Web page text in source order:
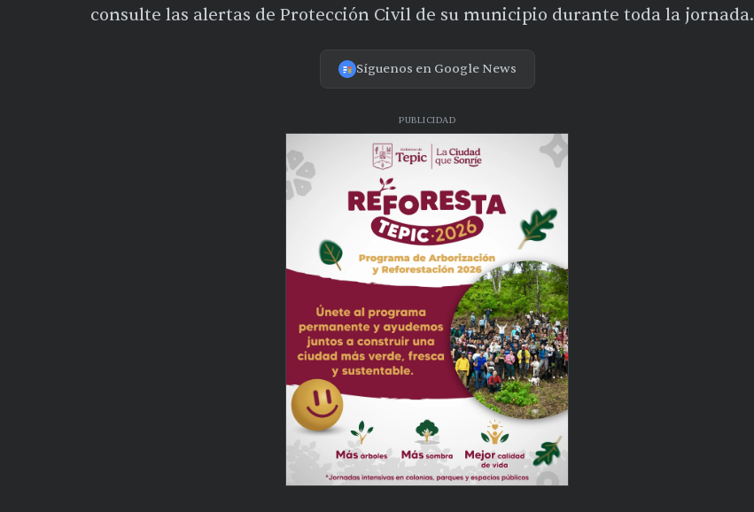
consulte las alertas de Protección Civil de su municipio durante toda la jornada.
Síguenos en Google News
PUBLICIDAD